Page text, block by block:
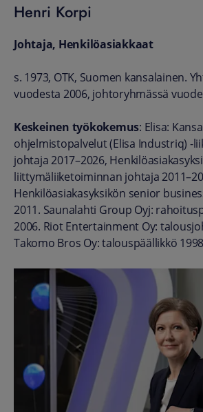
Henri Korpi
Johtaja, Henkilöasiakkaat
s. 1973, OTK, Suomen kansalainen.
vuodesta 2006, johtoryhmässä
Keskeinen työkokemus: Elisa:
ohjelmistopalvelut (Elisa Industriq) -
johtaja 2017–2026,
liittymäliiketoiminnan johtaja
Henkilöasiakasyksikön senior
2011. Saunalahti Group Oyj:
2006. Riot Entertainment Oy:
Takomo Bros Oy: talouspäällikkö